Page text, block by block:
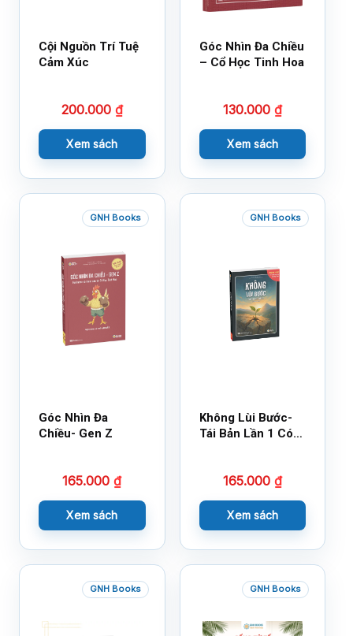
Cội Nguồn Trí Tuệ
Cảm Xúc
200.000 ₫
Xem sách
Góc Nhìn Đa Chiều
– Cổ Học Tinh Hoa
130.000 ₫
Xem sách
GNH Books
Góc Nhìn Đa
Chiều- Gen Z
165.000₫
Xem sách
GNH Books
Không Lùi Bước-
Tái Bản Lần 1 Có
165.000 ₫
Xem sách
GNH Books GNH Books